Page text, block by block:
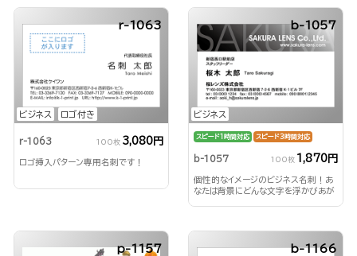
ビジネス ロゴ付き
r-1063
r-1063 100枚 3,080円
ロゴ挿入パターン専用名刺です！
ビジネス
b-1057
スピード1時間対応 スピード3時間対応
b-1057 100枚 1,870円
個性的なイメージのビジネス名刺！あ
なたは背景にどんな文字を浮かびあが
p-1157 b-1166